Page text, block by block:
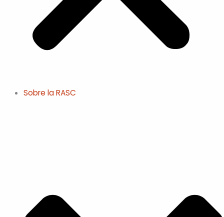
Sobre la RASC